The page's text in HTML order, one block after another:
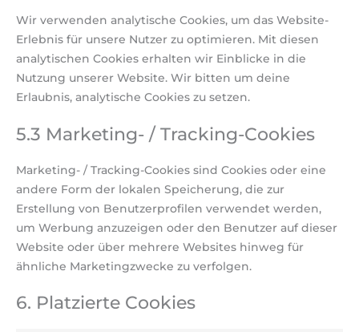
Wir verwenden analytische Cookies, um das Website-
Erlebnis für unsere Nutzer zu optimieren. Mit diesen
analytischen Cookies erhalten wir Einblicke in die
Nutzung unserer Website. Wir bitten um deine
Erlaubnis, analytische Cookies zu setzen.
5.3 Marketing- / Tracking-Cookies
Marketing- / Tracking-Cookies sind Cookies oder eine
andere Form der lokalen Speicherung, die zur
Erstellung von Benutzerprofilen verwendet werden,
um Werbung anzuzeigen oder den Benutzer auf dieser
Website oder über mehrere Websites hinweg für
ähnliche Marketingzwecke zu verfolgen.
6. Platzierte Cookies